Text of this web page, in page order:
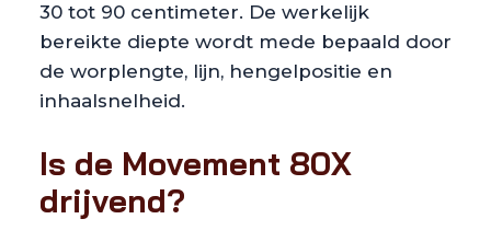
30 tot 90 centimeter. De werkelijk
bereikte diepte wordt mede bepaald door
de worplengte, lijn, hengelpositie en
inhaalsnelheid.
Is de Movement 80X
drijvend?